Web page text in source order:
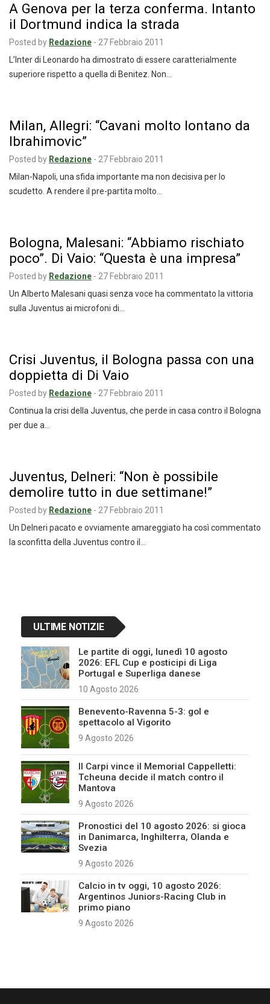
A Genova per la terza conferma. Intanto
il Dortmund indica la strada
Posted by Redazione - 27 Febbraio 2011
L’Inter di Leonardo ha dimostrato di essere caratterialmente
superiore rispetto a quella di Benitez. Non…
Milan, Allegri: “Cavani molto lontano da
Ibrahimovic”
Posted by Redazione - 27 Febbraio 2011
Milan-Napoli, una sfida importante ma non decisiva per lo
scudetto. A rendere il pre-partita molto…
Bologna, Malesani: “Abbiamo rischiato
poco”. Di Vaio: “Questa è una impresa”
Posted by Redazione - 27 Febbraio 2011
Un Alberto Malesani quasi senza voce ha commentato la vittoria
sulla Juventus ai microfoni di…
Crisi Juventus, il Bologna passa con una
doppietta di Di Vaio
Posted by Redazione - 27 Febbraio 2011
Continua la crisi della Juventus, che perde in casa contro il Bologna
per due a…
Juventus, Delneri: “Non è possibile
demolire tutto in due settimane!”
Posted by Redazione - 27 Febbraio 2011
Un Delneri pacato e ovviamente amareggiato ha così commentato
la sconfitta della Juventus contro il…
ULTIME NOTIZIE
Le partite di oggi, lunedì 10 agosto
2026: EFL Cup e posticipi di Liga
Portugal e Superliga danese
10 Agosto 2026
Benevento-Ravenna 5-3: gol e
spettacolo al Vigorito
9 Agosto 2026
Il Carpi vince il Memorial Cappelletti:
Tcheuna decide il match contro il
Mantova
9 Agosto 2026
Pronostici del 10 agosto 2026: si gioca
in Danimarca, Inghilterra, Olanda e
Svezia
9 Agosto 2026
Calcio in tv oggi, 10 agosto 2026:
Argentinos Juniors-Racing Club in
primo piano
9 Agosto 2026